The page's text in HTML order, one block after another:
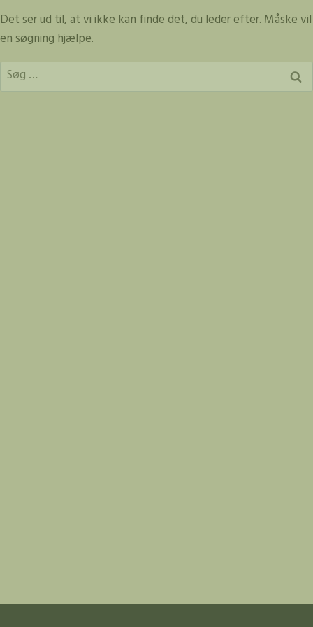
til
indhold
Det ser ud til, at vi ikke kan finde det, du leder efter. Måske vil
en søgning hjælpe.
Søg
efter: